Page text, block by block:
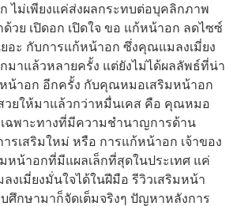
ไม่เพียงแค่ส่งผลกระทบต่อบุคลิกภาพ
ด้วย เปิดอก เปิดใจ ขอ แก้หน้าอก ลดไซซ์
อะ กับการแก้หน้าอก ซึ่งคุณแมลงเมี่ยง
มาแล้วหลายครั้ง แต่ยังไม่ได้ผลลัพธ์ที่น่า
น้าอก อีกครั้ง กับคุณหมอเสริมหน้าอก
วยให้มาแล้วกว่าหมื่นเคส คือ คุณหมอ
ฉพาะทางที่มีความชำนาญการด้าน
ารเสริมใหม่ หรือ การแก้หน้าอก เจ้าของ
หน้าอกที่มีแผลเล็กที่สุดในประเทศ แค่
งเมี่ยงมั่นใจได้ในฝีมือ รีวิวเสริมหน้า
กษามาก็จัดเต็มจริงๆ ปัญหาหลังการ